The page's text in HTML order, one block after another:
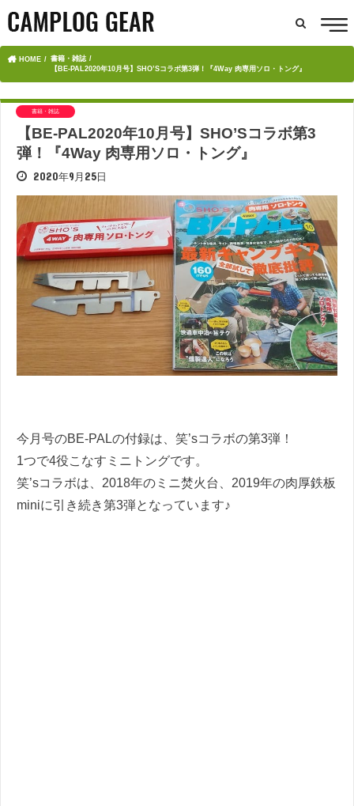
HOME
書籍・雑誌
【BE-PAL2020年10月号】SHO’Sコラボ第3弾！『4Way 肉専用ソロ・トング』
書籍・雑誌
【BE-PAL2020年10月号】SHO’Sコラボ第3
弾！『4Way 肉専用ソロ・トング』
2020年9月25日
今月号のBE-PALの付録は、笑’sコラボの第3弾！
1つで4役こなすミニトングです。
笑’sコラボは、2018年のミニ焚火台、2019年の肉厚鉄板
miniに引き続き第3弾となっています♪